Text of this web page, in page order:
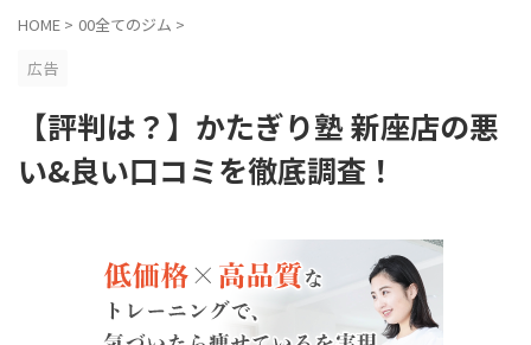
HOME > 00全てのジム >
広告
【評判は？】かたぎり塾 新座店の悪
い&良い口コミを徹底調査！